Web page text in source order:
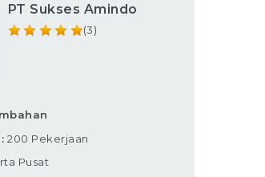
PT Sukses Amindo
(3)
200 Pekerjaan
Pusat